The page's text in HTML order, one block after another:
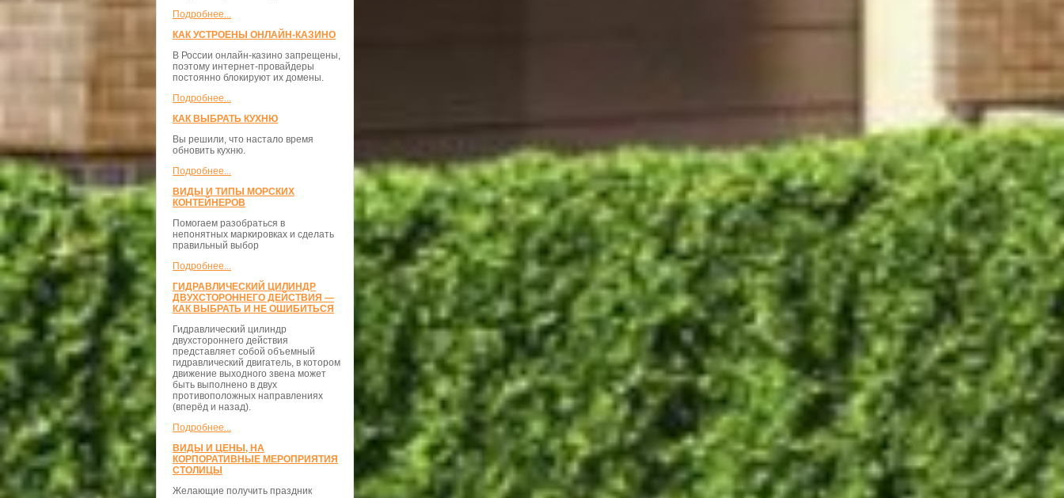
Подробнее...
КАК УСТРОЕНЫ ОНЛАЙН-КАЗИНО
В России онлайн-казино запрещены,
поэтому интернет-провайдеры
постоянно блокируют их домены.
Подробнее...
КАК ВЫБРАТЬ КУХНЮ
Вы решили, что настало время
обновить кухню.
Подробнее...
ВИДЫ И ТИПЫ МОРСКИХ
КОНТЕЙНЕРОВ
Помогаем разобраться в
непонятных маркировках и сделать
правильный выбор
Подробнее...
ГИДРАВЛИЧЕСКИЙ ЦИЛИНДР
ДВУХСТОРОННЕГО ДЕЙСТВИЯ —
КАК ВЫБРАТЬ И НЕ ОШИБИТЬСЯ
Гидравлический цилиндр
двухстороннего действия
представляет собой объемный
гидравлический двигатель, в котором
движение выходного звена может
быть выполнено в двух
противоположных направлениях
(вперёд и назад).
Подробнее...
ВИДЫ И ЦЕНЫ, НА
КОРПОРАТИВНЫЕ МЕРОПРИЯТИЯ
СТОЛИЦЫ
Желающие получить праздник